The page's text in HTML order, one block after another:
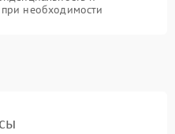
необходимости